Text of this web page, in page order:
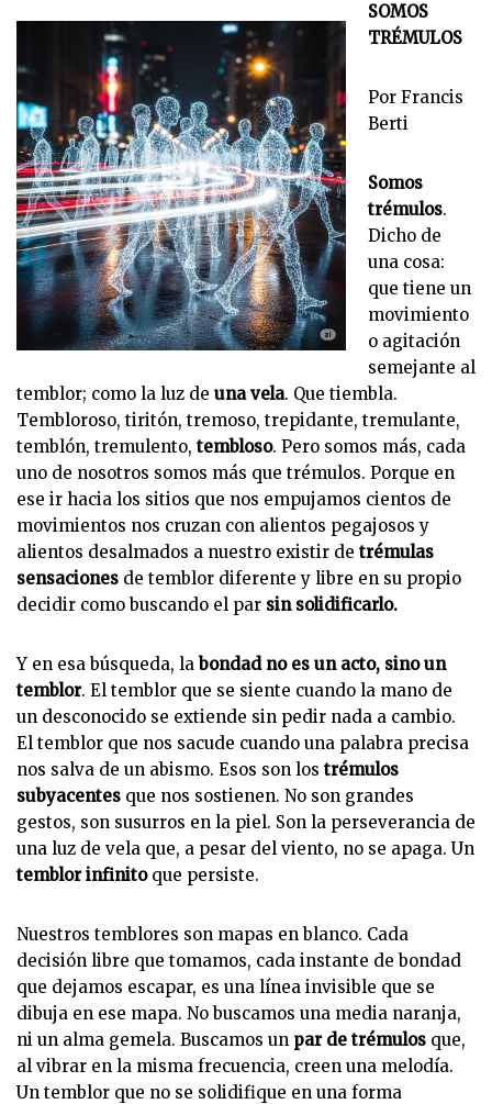
SOMOS
TRÉMULOS
Por Francis
Berti
Somos
trémulos.
Dicho de
una cosa:
que tiene un
movimiento
o agitación
semejante al
temblor; como la luz de una vela. Que tiembla.
Tembloroso, tiritón, tremoso, trepidante, tremulante,
temblón, tremulento, tembloso. Pero somos más, cada
uno de nosotros somos más que trémulos. Porque en
ese ir hacia los sitios que nos empujamos cientos de
movimientos nos cruzan con alientos pegajosos y
alientos desalmados a nuestro existir de trémulas
sensaciones de temblor diferente y libre en su propio
decidir como buscando el par sin solidificarlo.
Y en esa búsqueda, labondad no es un acto, sino un
temblor. El temblor que se siente cuando la mano de
un desconocido se extiende sin pedir nada a cambio.
El temblor que nos sacude cuando una palabra precisa
nos salva de un abismo. Esos son los trémulos
subyacentes que nos sostienen. No son grandes
gestos, son susurros en la piel. Son la perseverancia de
una luz de vela que, a pesar del viento, no se apaga. Un
temblor infinitoque persiste.
Nuestros temblores son mapas en blanco. Cada
decisión libre que tomamos, cada instante de bondad
que dejamos escapar, es una línea invisible que se
dibuja en ese mapa. No buscamos una media naranja,
ni un alma gemela. Buscamos un par de trémulos que,
al vibrar en la misma frecuencia, creen una melodía.
Un temblor que no se solidifique en una forma